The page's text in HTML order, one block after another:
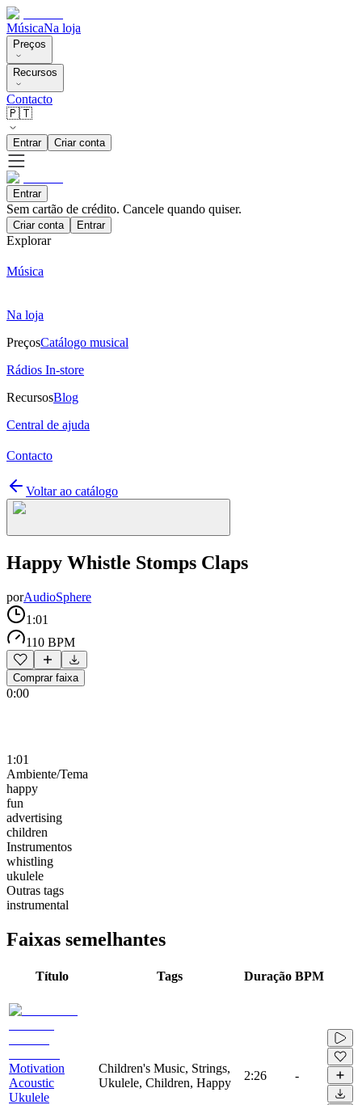
MúsicaNa loja
Preços
Recursos
Contacto
🇵🇹
Entrar Criar conta
Entrar
Sem cartão de crédito. Cancele quando quiser.
Criar conta Entrar
Explorar
Música
Na loja
PreçosCatálogo musical
Rádios In-store
RecursosBlog
Central de ajuda
Contacto
Voltar ao catálogo
Happy Whistle Stomps Claps
porAudioSphere
1:01
110 BPM
Comprar faixa
0:00
1:01
Ambiente/Tema
happy
fun
advertising
children
Instrumentos
whistling
ukulele
Outras tags
instrumental
Faixas semelhantes
Título Tags Duração BPM
Motivation
Acoustic
Ukulele
Children's Music, Strings,
Ukulele, Children, Happy
2:26 -